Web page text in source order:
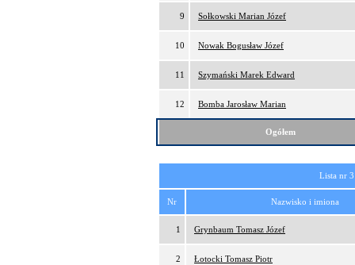
9 Sołkowski Marian Józef
10 Nowak Bogusław Józef
11 Szymański Marek Edward
12 Bomba Jarosław Marian
Ogółem
Lista nr
Nr Nazwisko i imiona
1 Grynbaum Tomasz Józef
2 Łotocki Tomasz Piotr